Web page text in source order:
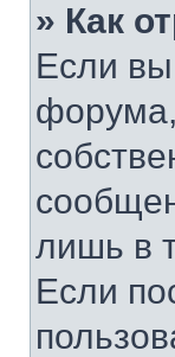
» Как
Если
форума,
лишь в
Если